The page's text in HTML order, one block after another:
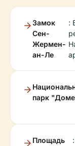
Замок
Сен-
Жермен-
ан-Ле
:
парк
Площадь